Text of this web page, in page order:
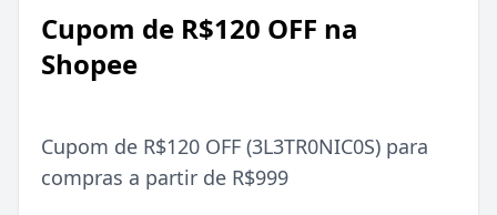
Cupom de R$120 OFF na
Shopee
Cupom de R$120 OFF (3L3TR0NIC0S) para
compras a partir de R$999